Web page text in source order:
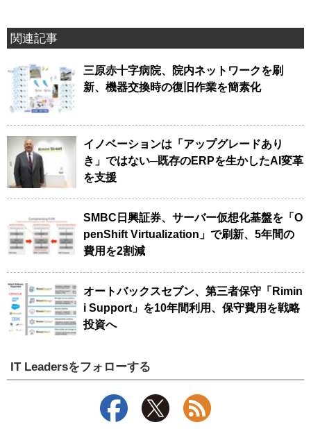
関連記事
三原赤十字病院、院内ネットワークを刷
新、機器交換時の復旧作業を簡素化
イノベーションは「アップグレードあり
き」ではない─既存のERPを生かしたAI変革
を支援
SMBC日興証券、サーバー仮想化基盤を「O
penShift Virtualization」で刷新、5年間の
費用を2割減
オートバックスセブン、第三者保守「Rimin
i Support」を10年間利用、保守費用を戦略
投資へ
IT Leadersをフォローする